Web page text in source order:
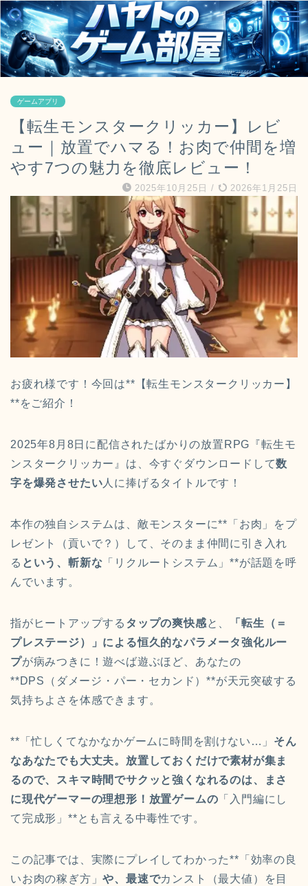
ゲームアプリ
【転生モンスタークリッカー】レビ
ュー｜放置でハマる！お肉で仲間を増
やす7つの魅力を徹底レビュー！
2025年10月25日 / 2026年1月25日
お疲れ様です！今回は**【転生モンスタークリッカー】
**をご紹介！
2025年8月8日に配信されたばかりの放置RPG『転生モ
ンスタークリッカー』は、今すぐダウンロードして数
字を爆発させたい 人に捧げるタイトルです！
本作の独自システムは、敵モンスターに**「お肉」をプ
レゼント（貢いで？）して、そのまま仲間に引き入れ
る という、斬新な 「リクルートシステム」**が話題を呼
んでいます。
指がヒートアップする タップの爽快感と、
「転生（＝
プレステージ）」による恒久的なパラメータ強化ルー
プが病みつきに！遊べば遊ぶほど、あなたの
**DPS（ダメージ・パー・セカンド）**が天元突破する
気持ちよさを体感できます。
**「忙しくてなかなかゲームに時間を割けない…」 そん
なあなたでも大丈夫。放置しておくだけで素材が集ま
るので、スキマ時間でサクッと強くなれるのは、まさ
に現代ゲーマーの理想形！放置ゲームの 「入門編にし
て完成形」**とも言える中毒性です。
この記事では、実際にプレイしてわかった**「効率の良
いお肉の稼ぎ方」や、最速でカンスト（最大値）を目